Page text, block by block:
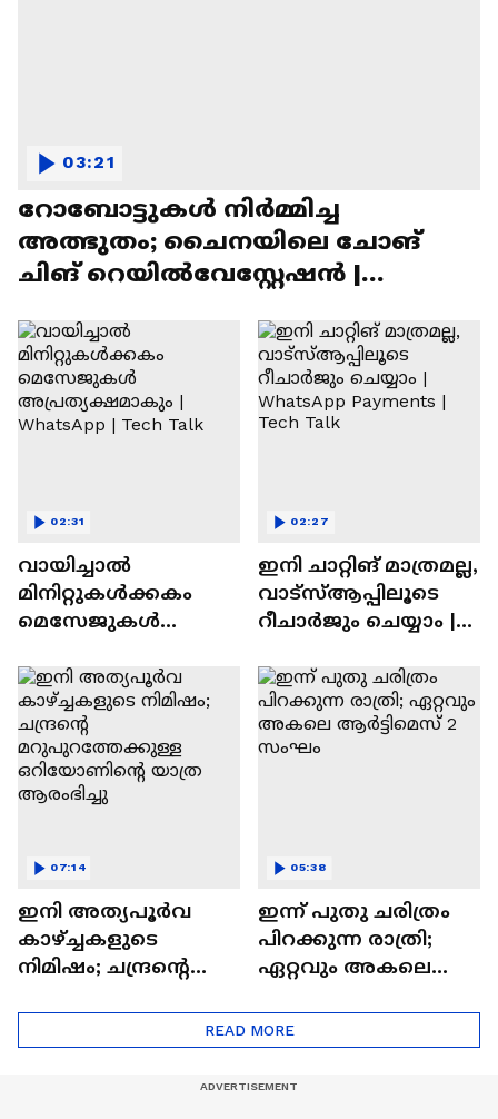
റോബോട്ടുകൾ നിർമ്മിച്ച
അത്ഭുതം; ചൈനയിലെ ചോങ്
ചിങ് റെയിൽവേസ്റ്റേഷൻ |
03:21
വായിച്ചാൽ
മിനിറ്റുകൾക്കകം
മെസേജുകള്‍
WhatsApp | Tech Talk
02:31
ഇനി ചാറ്റിങ് മാത്രമല്ല,
വാട്‌സ്‌ആപ്പിലൂടെ
റീചാർജും ചെയ്യാം |
Tech Talk
02:27
ഇനി അത്യപൂര്‍വ
കാഴ്ച്ചകളുടെ
നിമിഷം; ചന്ദ്രന്റെ
ഒറിയോണിന്റെ യാത്ര
ആരംഭിച്ചു
07:14
ഇന്ന് പുതു ചരിത്രം
പിറക്കുന്ന രാത്രി;
ഏറ്റവും അകലെ
05:38
READ MORE